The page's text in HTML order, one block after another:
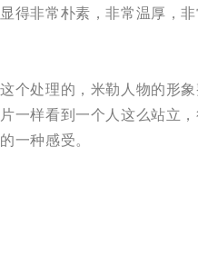
得非常朴素，非常温厚，
处理的，米勒人物的形象
一样看到一个人这么站立
一种感受。